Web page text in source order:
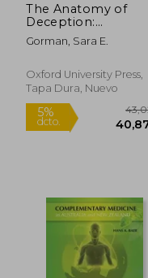
The Anatomy of
Deception:
Conspiracy Theories,
Distrust, and Public
Inglés)
Gorman, Sara E.
Oxford University Press,
Tapa Dura, Nuevo